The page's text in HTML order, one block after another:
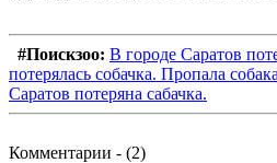
#Поискзоо: В городе Саратов
потерялась собачка. Пропала
Саратов потеряна сабачка.
Комментарии - (2)